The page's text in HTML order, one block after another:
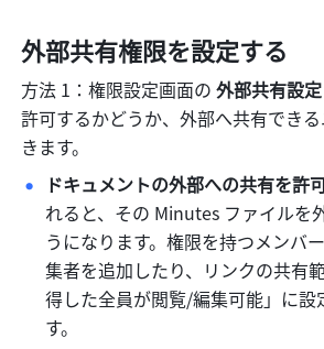
外部共有権限を設定する
方法 1：権限設定画面の 外部共有設定
許可するかどうか、外部へ共有でき
きます。
ドキュメントの外部への共有を許
れると、その Minutes ファイルを
うになります。権限を持つメンバ
集者を追加したり、リンクの共有
得した全員が閲覧/編集可能」に設
す。